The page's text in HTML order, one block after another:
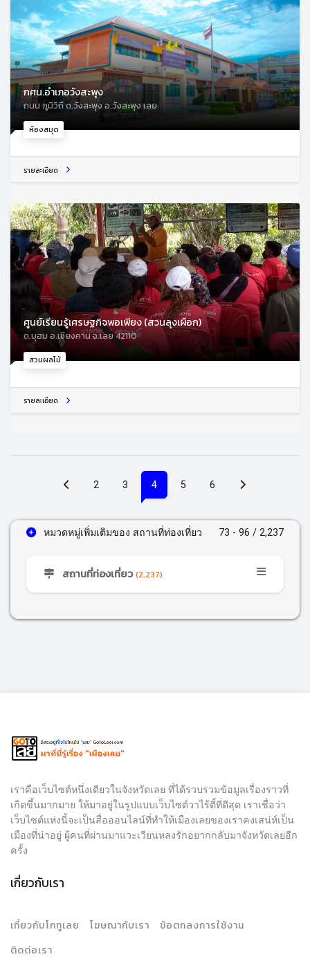
ห้องสมุด
กศน.อำเภอวังสะพุง
ถนน ภูมิวิถี ต.วังสะพุง อ.วังสะพุง เลย
รายละเอียด
สวนผลไม้
ศูนย์เรียนรู้เศรษฐกิจพอเพียง (สวนลุงเผือก)
ต.บุฮม อ.เชียงคาน จ.เลย 42110
รายละเอียด
2 3 4(current)
5 6
73 - 96 / 2,237
หมวดหมู่เพิ่มเติมของ สถานที่ท่องเที่ยว
สถานที่ท่องเที่ยว(2,237)
เราคือเว็บไซต์หนึ่งเดียวในจังหวัดเลย ที่ได้รวบรวมข้อมูลเรื่องราวที่
เกิดขึ้นมากมาย ให้มาอยู่ในรูปแบบเว็บไซต์วาไร้ตี้ที่ดีสุด เราเชื่อว่า
เว็บไซต์แห่งนี้จะเป็นสื่อออนไลน์ที่ทำให้เมืองเลยของเราคงเสน่ห์เป็น
เมืองที่น่าอยู่ ผู้คนที่ผ่านมาแวะเวียนหลงรักอยากกลับมาจังหวัดเลยอีก
ครั้ง
เกี่ยวกับเรา
เกี่ยวกับโกทูเลย โฆษณากับเรา
ข้อตกลงการใช้งาน
ติดต่อเรา